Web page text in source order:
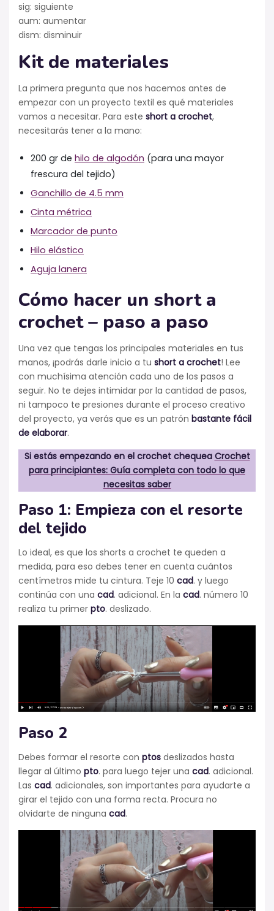
sig: siguiente
aum: aumentar
dism: disminuir
Kit de materiales
La primera pregunta que nos hacemos antes de
empezar con un proyecto textil es qué materiales
vamos a necesitar. Para este short a crochet,
necesitarás tener a la mano:
200 gr de hilo de algodón (para una mayor
frescura del tejido)
Ganchillo de 4.5 mm
Cinta métrica
Marcador de punto
Hilo elástico
Aguja lanera
Cómo hacer un short a
crochet – paso a paso
Una vez que tengas los principales materiales en tus
manos, ¡podrás darle inicio a tu short a crochet! Lee
con muchísima atención cada uno de los pasos a
seguir. No te dejes intimidar por la cantidad de pasos,
ni tampoco te presiones durante el proceso creativo
del proyecto, ya verás que es un patrón bastante fácil
de elaborar.
Si estás empezando en el crochet chequea Crochet
para principiantes: Guía completa con todo lo que
necesitas saber
Paso 1: Empieza con el resorte
del tejido
Lo ideal, es que los shorts a crochet te queden a
medida, para eso debes tener en cuenta cuántos
centímetros mide tu cintura. Teje 10 cad. y luego
continúa con una cad. adicional. En la cad. número 10
realiza tu primer pto. deslizado.
Paso 2
Debes formar el resorte con ptos deslizados hasta
llegar al último pto. para luego tejer una cad. adicional.
Las cad. adicionales, son importantes para ayudarte a
girar el tejido con una forma recta. Procura no
olvidarte de ninguna cad.